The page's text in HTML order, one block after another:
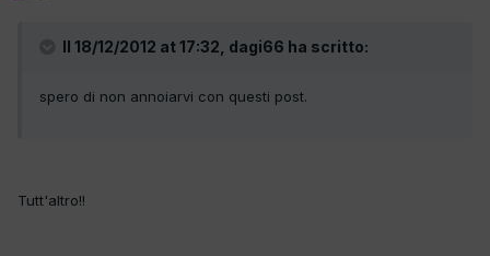
Il 18/12/2012 at 17:32, dagi66 ha scritto:
spero di non annoiarvi con questi post.
Tutt'altro!!